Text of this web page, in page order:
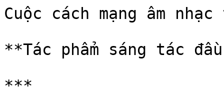
Cuộc cách mạng âm
**Tác phẩm sáng tác
***